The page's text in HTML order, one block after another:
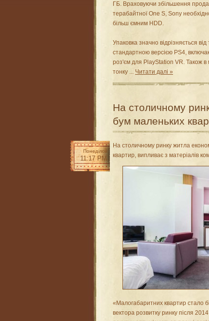
ГБ. Враховуючи збільшення
терабайтної One S, Sony
більш ємним HDD.
Упаковка значно відрізняється
стандартною версією PS4,
роз'єм для PlayStation VR. Також в
тонку ... Читати далі »
На столичному
бум маленьких
Понеділок
11:17 PM
На столичному ринку житла
квартир, випливає з матеріалів
«Малогабаритних квартир стало
вектора розвитку ринку після